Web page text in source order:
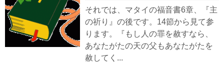
それでは、マタイの福音書6章、『主
の祈り』の後です。14節から見て参
ります。『もし人の罪を赦すなら、
あなたがたの天の父もあなたがたを
赦してく...